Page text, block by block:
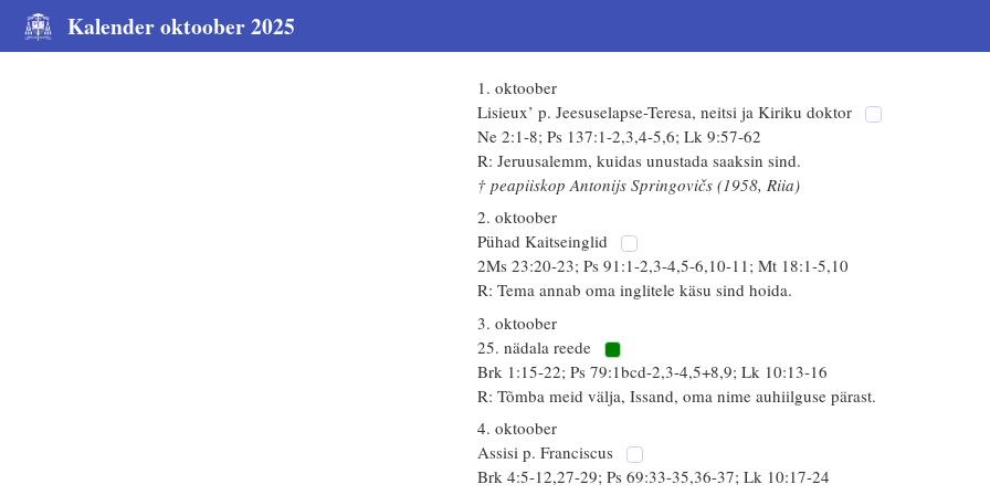
Kalender oktoober 2025
1. oktoober
Lisieux’ p. Jeesuselapse-Teresa, neitsi ja Kiriku doktor
Ne 2:1-8; Ps 137:1-2,3,4-5,6; Lk 9:57-62
R: Jeruusalemm, kuidas unustada saaksin sind.
† peapiiskop Antonijs Springovičs (1958, Riia)
2. oktoober
Pühad Kaitseinglid
2Ms 23:20-23; Ps 91:1-2,3-4,5-6,10-11; Mt 18:1-5,10
R: Tema annab oma inglitele käsu sind hoida.
3. oktoober
25. nädala reede
Brk 1:15-22; Ps 79:1bcd-2,3-4,5+8,9; Lk 10:13-16
R: Tõmba meid välja, Issand, oma nime auhiilguse pärast.
4. oktoober
Assisi p. Franciscus
Brk 4:5-12,27-29; Ps 69:33-35,36-37; Lk 10:17-24